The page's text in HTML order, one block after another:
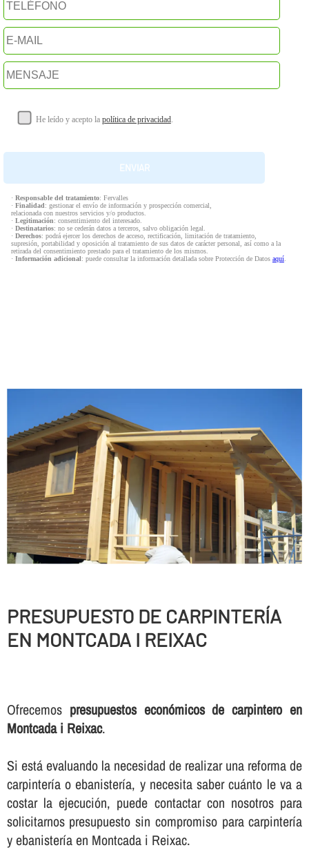
He leído y acepto la política de privacidad.
· Responsable del tratamiento: Fervalles
· Finalidad: gestionar el envío de información y prospección comercial,
relacionada con nuestros servicios y/o productos.
· Legitimación: consentimiento del interesado.
· Destinatarios: no se cederán datos a terceros, salvo obligación legal.
· Derechos: podrá ejercer los derechos de acceso, rectificación, limitación de tratamiento,
supresión, portabilidad y oposición al tratamiento de sus datos de carácter personal, así como a la
retirada del consentimiento prestado para el tratamiento de los mismos.
· Información adicional: puede consultar la información detallada sobre Protección de Datos aquí.
PRESUPUESTO DE CARPINTERÍ­A
EN MONTCADA I REIXAC
Ofrecemos presupuestos económicos de carpintero en
Montcada i Reixac.
Si está evaluando la necesidad de realizar una reforma de
carpinterí­a o ebanisterí­a, y necesita saber cuánto le va a
costar la ejecución, puede contactar con nosotros para
solicitarnos presupuesto sin compromiso para carpinterí­a
y ebanisterí­a en Montcada i Reixac.